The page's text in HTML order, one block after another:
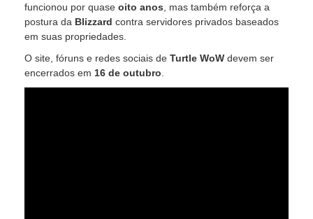
funcionou por quase oito anos , mas também reforça a
postura da Blizzard contra servidores privados baseados
em suas propriedades.
O site, fóruns e redes sociais de Turtle WoW devem ser
encerrados em 16 de outubro